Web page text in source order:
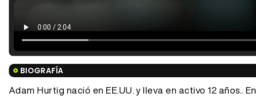
BIOGRAFÍA
Adam Hurtig nació en EE.UU. y lleva en activo 12 años..